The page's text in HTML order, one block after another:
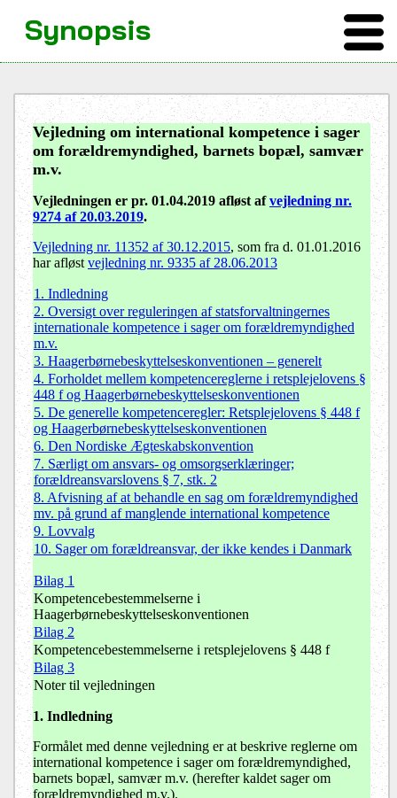
Vejledning om international kompetence i sager
om forældremyndighed, barnets bopæl, samvær
m.v.
Vejledningen er pr. 01.04.2019 afløst afvejledning nr.
9274 af 20.03.2019.
Vejledning nr. 11352 af 30.12.2015, som fra d. 01.01.2016
har afløst vejledning nr. 9335 af 28.06.2013
1. Indledning
2. Oversigt over reguleringen af statsforvaltningernes
internationale kompetence i sager om forældremyndighed
m.v.
3. Haagerbørnebeskyttelseskonventionen – generelt
4. Forholdet mellem kompetencereglerne i retsplejelovens §
448 f og Haagerbørnebeskyttelseskonventionen
5. De generelle kompetenceregler: Retsplejelovens § 448 f
og Haagerbørnebeskyttelseskonventionen
6. Den Nordiske Ægteskabskonvention
7. Særligt om ansvars- og omsorgserklæringer;
forældreansvarslovens § 7, stk. 2
8. Afvisning af at behandle en sag om forældremyndighed
mv. på grund af manglende international kompetence
9. Lovvalg
10. Sager om forældreansvar, der ikke kendes i Danmark
Bilag 1
Kompetencebestemmelserne i
Haagerbørnebeskyttelseskonventionen
Bilag 2
Kompetencebestemmelserne i retsplejelovens § 448 f
Bilag 3
Noter til vejledningen
1. Indledning
Formålet med denne vejledning er at beskrive reglerne om
international kompetence i sager om forældremyndighed,
barnets bopæl, samvær m.v. (herefter kaldet sager om
forældremyndighed m.v.).
Synopsis